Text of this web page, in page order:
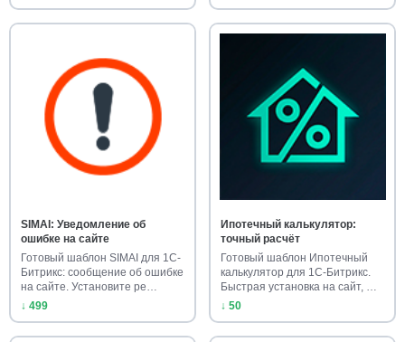
SIMAI: Уведомление об
ошибке на сайте
Готовый шаблон SIMAI для 1С-
Битрикс: сообщение об ошибке
на сайте. Установите ре…
↓ 499
Ипотечный калькулятор:
точный расчёт
Готовый шаблон Ипотечный
калькулятор для 1С-Битрикс.
Быстрая установка на сайт, …
↓ 50